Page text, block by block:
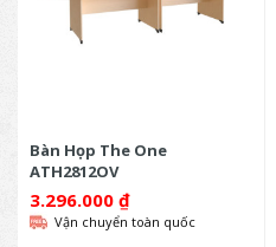
Bàn Họp The One
ATH2812OV
3.296.000 ₫
Vận chuyển toàn quốc